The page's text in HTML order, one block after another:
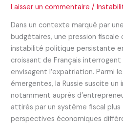
Laisser un commentaire /
Dans un contexte marqué par
budgétaires, une pression
instabilité politique persistante
croissant de Français
envisagent l’expatriation. Parmi
émergentes, la Russie suscite
notamment auprès
attirés par un système fiscal
perspectives économiques